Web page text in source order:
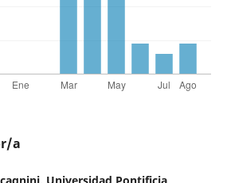
a
Universidad Pontificia